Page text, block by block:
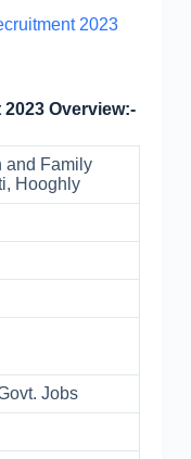
2023
Overview:-
and Family
Hooghly
Jobs